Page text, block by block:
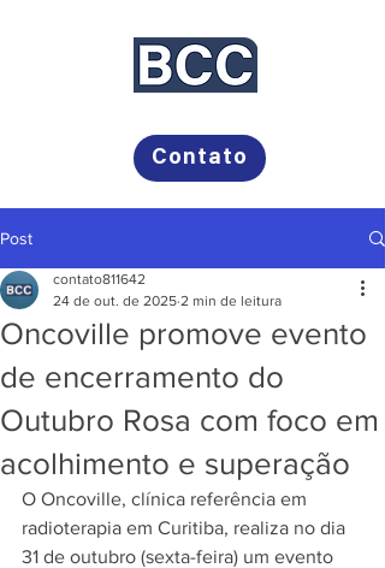
Contato
Post
Oncoville promove evento
de encerramento do
Outubro Rosa com foco em
acolhimento e superação
contato811642
24 de out. de 2025 2 min de leitura
O Oncoville, clínica referência em
radioterapia em Curitiba, realiza no dia
31 de outubro (sexta-feira) um evento